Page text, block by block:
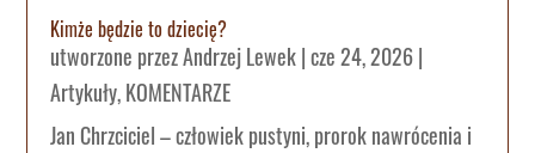
Kimże będzie to dziecię?
utworzone przezAndrzej Lewek|cze 24, 2026|
Artykuły,KOMENTARZE
Jan Chrzciciel – człowiek pustyni, prorok nawrócenia i